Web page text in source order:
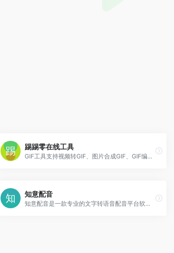
踢踢零在线工具
GIF工具支持视频转GIF、图片合成GIF、GIF编辑、GIF裁剪等功能。
知意配音
知意配音是一款专业的文字转语音配音平台软件，通过文字转语音技术来实现语音合成配音，使用知意配音软件可以实现视频配音、广告配音、促销叫卖、网络配音等各种场景的配音需求，知意配音致力于成为一流的AI自动配音平台，在线制作配音就上知意配音官网。